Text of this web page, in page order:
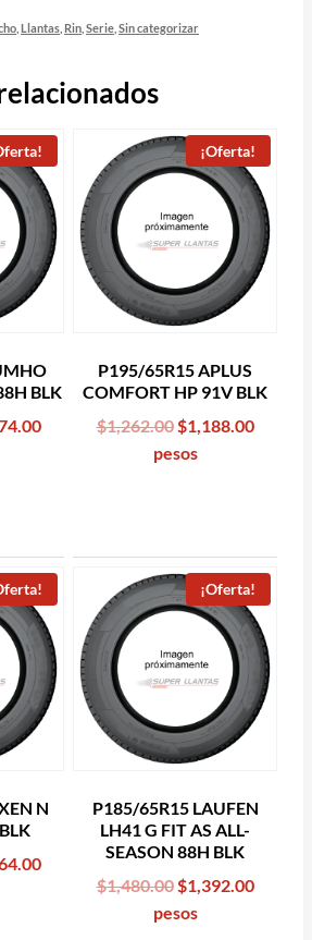
Llantas Rin Serie Sin categorizar
BLK
Current
¡Oferta!
P195/65R15 APLUS
COMFORT HP 91V BLK
$1,262.00 Original
price
$1,188.00
pesos
N
Current
¡Oferta!
P185/65R15 LAUFEN
LH41 G FIT AS ALL-
SEASON 88H BLK
$1,480.00 Original
price
$1,392.00
pesos